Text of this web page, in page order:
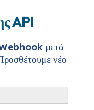
API
μετά
νέο